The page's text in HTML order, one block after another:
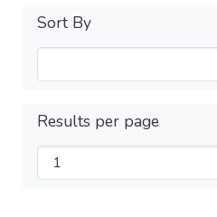
Sort By
Results per page